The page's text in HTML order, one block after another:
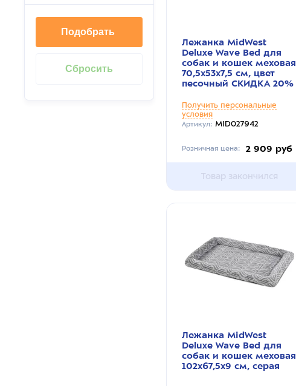
Подобрать
Лежанка MidWest
Deluxe Wave Bed для
собак и кошек меховая
70,5х53х7,5 см, цвет
песочный СКИДКА 20%
Получить персональные
условия
Артикул: MID027942
Розничная цена: 2 909 руб
Товар закончился
Лежанка MidWest
Deluxe Wave Bed для
собак и кошек меховая
102х67,5х9 см, серая